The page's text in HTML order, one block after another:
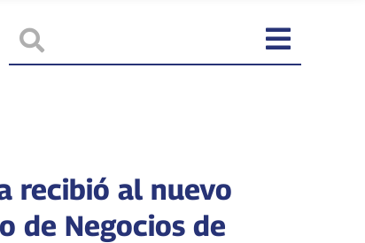
recibió al nuevo
de Negocios de